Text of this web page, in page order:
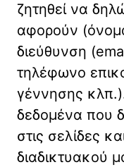
ζητηθεί να
αφορούν
διεύθυνση
τηλέφωνο
γέννησης
δεδομένα που
στις σελίδες
διαδικτυακού